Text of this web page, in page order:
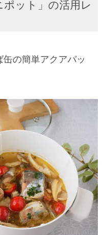
ット」の活用レ
の簡単アクアパッ